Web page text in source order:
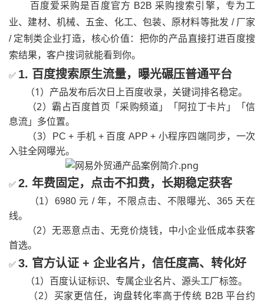
百度爱采购是百度官方 B2B 采购搜索引擎，专为工
业、建材、机械、五金、化工、包装、原材料等批发 / 厂家
/ 定制类企业打造，核心价值：把你的产品直接打进百度搜
索结果，客户搜词就能看到你。
✅ 1. 百度搜索原生流量，曝光碾压普通平台
（1）
产品发布后次日上百度收录，关键词排名稳定。
（2）霸占百度首页「采购频道」「阿拉丁卡片」「信
息流」多位置。
（3）
PC + 手机 + 百度 APP + 小程序四端同步，一次
入驻全网曝光。
✅ 2. 年费固定，点击不扣费，长期稳定获客
（1）6980 元 / 年，不限点击、不限曝光、365 天在
线。
（2）无恶意点击、无竞价烧钱，中小企业低成本获客
首选。
✅ 3. 官方认证 + 企业名片，信任度高、转化好
（1）百度认证标识、专属企业名片、源头工厂标签。
（2）买家更信任，询盘转化率高于传统 B2B 平台约